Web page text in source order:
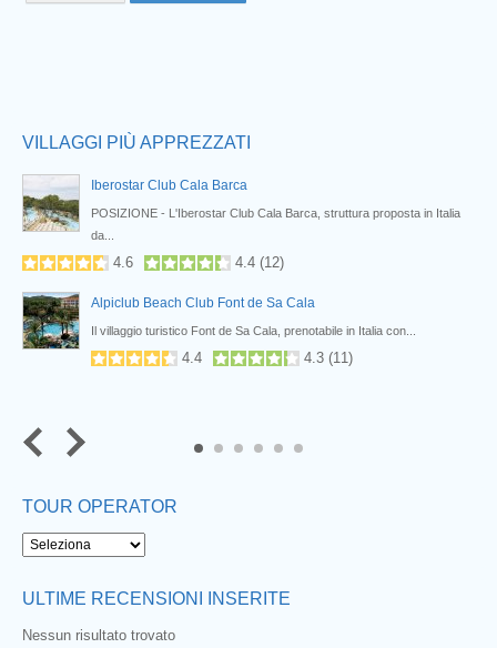
VILLAGGI PIÙ APPREZZATI
Iberostar Club Cala Barca
POSIZIONE - L'Iberostar Club Cala Barca, struttura proposta in Italia
da...
4.6 4.4 (12)
Alpiclub Beach Club Font de Sa Cala
Il villaggio turistico Font de Sa Cala, prenotabile in Italia con...
4.4 4.3 (11)
TOUR OPERATOR
ULTIME RECENSIONI INSERITE
Nessun risultato trovato